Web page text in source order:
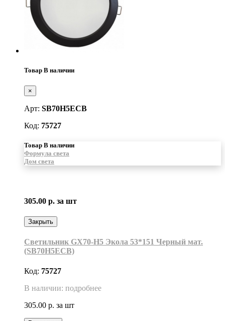
Товар В наличии
×
Арт: SB70H5ECB
Код: 75727
Товар В наличии
Формула света
Дом света
305.00 р. за шт
Закрыть
Светильник GX70-H5 Экола 53*151 Черный мат.
(SB70H5ECB)
Код: 75727
В наличии: подробнее
305.00 р. за шт